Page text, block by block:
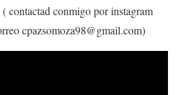
contactad conmigo por instagram
cpazsomoza98@gmail.com)